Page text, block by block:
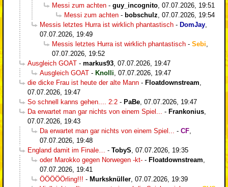
Messi zum achten - guy_incognito 07.07.2026, 19:51
Messi zum achten - bobschulz 07.07.2026, 19:54
Messis letztes Hurra ist wirklich phantastisch - DomJay
07.07.2026, 19:49
Messis letztes Hurra ist wirklich phantastisch - Sebi
07.07.2026, 19:52
Ausgleich GOAT - markus93 07.07.2026, 19:47
Ausgleich GOAT - Knolli 07.07.2026, 19:47
die dicke Frau ist heute der alte Mann - Floatdownstream
07.07.2026, 19:47
So schnell kanns gehen.... 2:2 - PaBe 07.07.2026, 19:47
Da erwartet man gar nichts von einem Spiel...
- Frankonius
07.07.2026, 19:43
Da erwartet man gar nichts von einem Spiel...
- CF
07.07.2026, 19:48
England damit im Finale…
- TobyS 07.07.2026, 19:35
oder Marokko gegen Norwegen -kt- - Floatdownstream
07.07.2026, 19:41
ÖÖÖÖÖrling!!! - Murksknüller 07.07.2026, 19:39